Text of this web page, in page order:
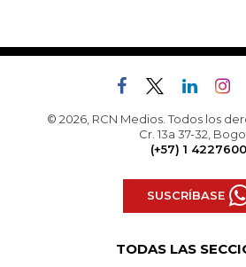
© 2026, RCN Medios. Todos los
Cr. 13a 37-32,
(+57) 1 4227600
SUSCRÍBASE
TODAS LAS